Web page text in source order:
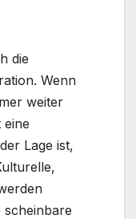
die
Wenn
weiter
Lage ist,
scheinbare